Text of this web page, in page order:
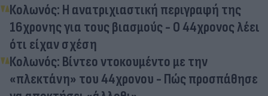
Κολωνός: Η ανατριχιαστική περιγραφή της
16χρονης για τους βιασμούς - Ο 44χρονος λέει
ότι είχαν σχέση
Κολωνός: Βίντεο ντοκουμέντο με την
«πλεκτάνη» του 44χρονου - Πώς προσπάθησε